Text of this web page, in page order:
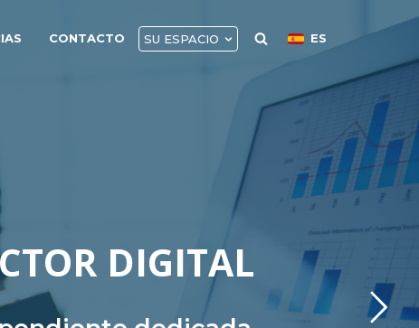
CONTACTO SU ESPACIO ES
DIGITAL